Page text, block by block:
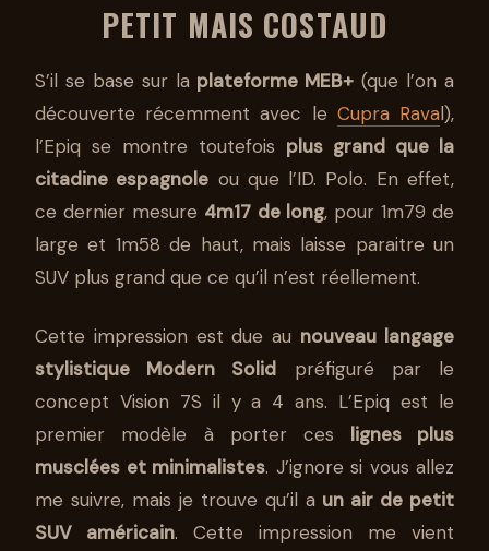
PETIT MAIS COSTAUD
S’il se base sur la plateforme MEB+ (que l’on a
découverte récemment avec le Cupra Raval),
l’Epiq se montre toutefois plus grand que la
citadine espagnole ou que l’ID. Polo. En effet,
ce dernier mesure 4m17 de long, pour 1m79 de
large et 1m58 de haut, mais laisse paraitre un
SUV plus grand que ce qu’il n’est réellement.
Cette impression est due au nouveau langage
stylistique Modern Solid préfiguré par le
concept Vision 7S il y a 4 ans. L’Epiq est le
premier modèle à porter ces lignes plus
musclées et minimalistes. J’ignore si vous allez
me suivre, mais je trouve qu’il a un air de petit
SUV américain. Cette impression me vient